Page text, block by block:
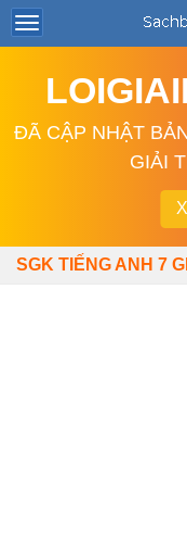
ĐÃ CẬP NHẬT
GIẢI
SGK TIẾNG ANH 7